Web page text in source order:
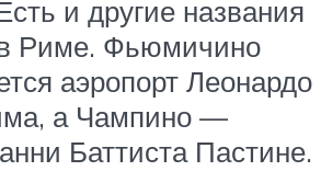
и другие названия
Риме. Фьюмичино
аэропорт Леонардо
а Чампино —
Баттиста Пастине.